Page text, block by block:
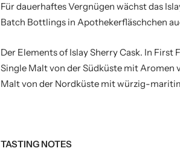
Für dauerhaftes Vergnügen wächst das
Batch Bottlings in Apothekerfläschchen
Der Elements of Islay Sherry Cask. In
Single Malt von der Südküste mit Aromen
Malt von der Nordküste mit würzig-
TASTING NOTES